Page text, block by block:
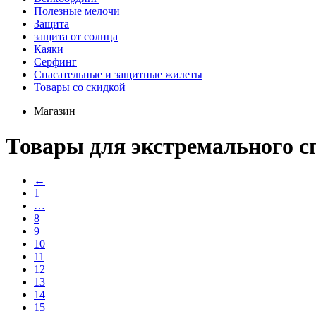
Полезные мелочи
Защита
защита от солнца
Каяки
Серфинг
Спасательные и защитные жилеты
Товары со скидкой
Магазин
Товары для экстремального
←
1
…
8
9
10
11
12
13
14
15